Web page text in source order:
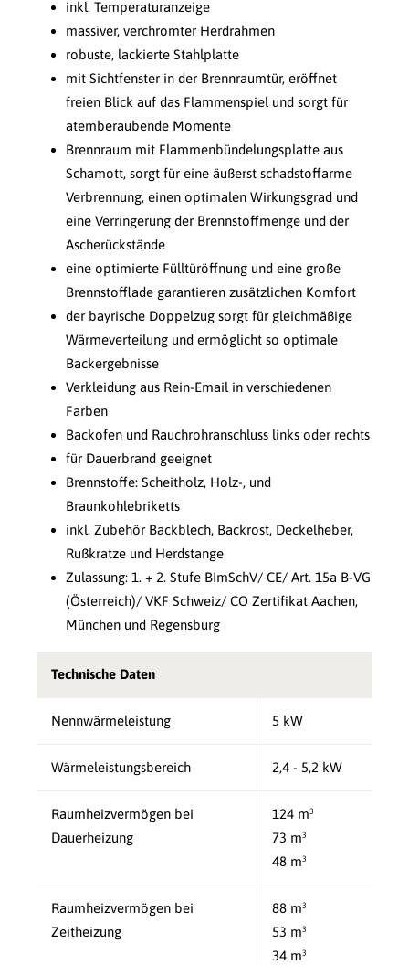
inkl. Temperaturanzeige
massiver, verchromter Herdrahmen
robuste, lackierte Stahlplatte
mit Sichtfenster in der Brennraumtür, eröffnet
freien Blick auf das Flammenspiel und sorgt für
atemberaubende Momente
Brennraum mit Flammenbündelungsplatte aus
Schamott, sorgt für eine äußerst schadstoffarme
Verbrennung, einen optimalen Wirkungsgrad und
eine Verringerung der Brennstoffmenge und der
Ascherückstände
eine optimierte Fülltüröffnung und eine große
Brennstofflade garantieren zusätzlichen Komfort
der bayrische Doppelzug sorgt für gleichmäßige
Wärmeverteilung und ermöglicht so optimale
Backergebnisse
Verkleidung aus Rein-Email in verschiedenen
Farben
Backofen und Rauchrohranschluss links oder rechts
für Dauerbrand geeignet
Brennstoffe: Scheitholz, Holz-, und
Braunkohlebriketts
inkl. Zubehör Backblech, Backrost, Deckelheber,
Rußkratze und Herdstange
Zulassung: 1. + 2. Stufe BImSchV/ CE/ Art. 15a B-VG
(Österreich)/ VKF Schweiz/ CO Zertifikat Aachen,
München und Regensburg
Technische Daten
Nennwärmeleistung 5 kW
Wärmeleistungsbereich 2,4 - 5,2 kW
Raumheizvermögen bei
Dauerheizung
124 m³
73 m³
48 m³
Raumheizvermögen bei
Zeitheizung
88 m³
53 m³
34 m³